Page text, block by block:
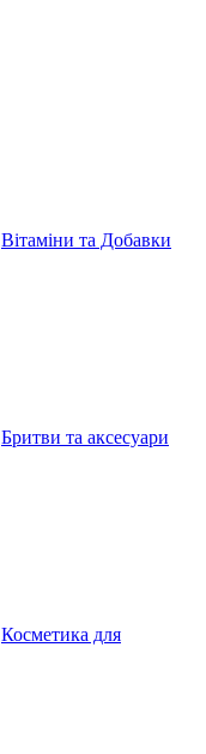
Вітаміни та Добавки
Бритви та аксесуари
Косметика для